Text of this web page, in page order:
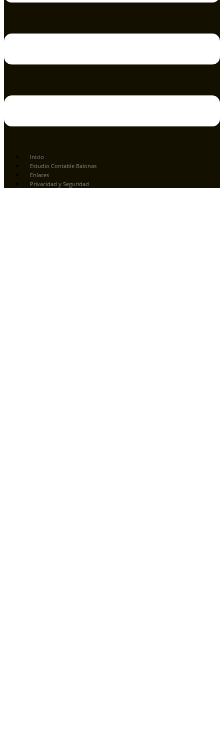
Inicio
Estudio Contable Balonas
Enlaces
Privacidad y Seguridad